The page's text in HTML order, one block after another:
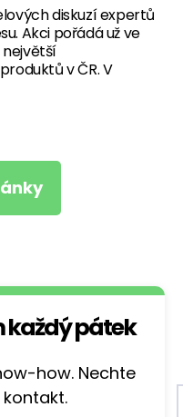
diskuzí expertů
Akci pořádá už ve
v ČR. V
pátek
how. Nechte